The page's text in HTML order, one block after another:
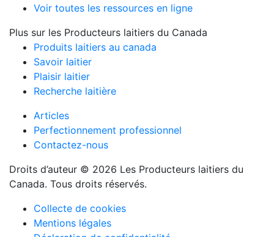
Voir toutes les ressources en ligne
Plus sur les Producteurs laitiers du Canada
Produits laitiers au canada
Savoir laitier
Plaisir laitier
Recherche laitière
Droits d’auteur © 2026 Les Producteurs laitiers du
Canada. Tous droits réservés.
Collecte de cookies
Mentions légales
Articles
Perfectionnement professionnel
Contactez-nous